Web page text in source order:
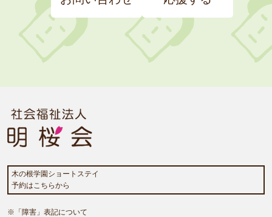
木の根学園ショートステイ
予約はこちらから
※「障害」表記について